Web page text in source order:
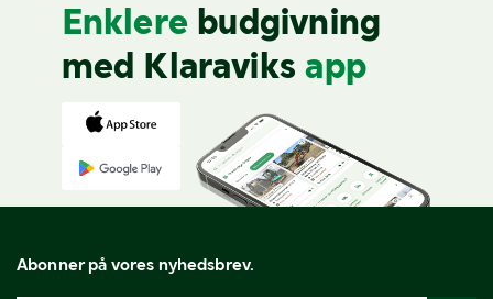
Enklere budgivning
med Klaraviks app
Abonner på vores nyhedsbrev.